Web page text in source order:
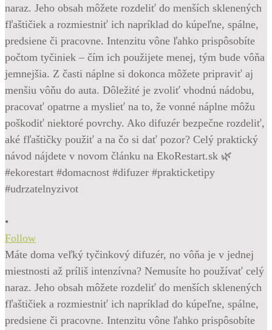
•
Follow
Máte doma veľký tyčinkový difuzér, no vôňa je v jednej
miestnosti až príliš intenzívna? Nemusíte ho používať celý
naraz. Jeho obsah môžete rozdeliť do menších sklenených
fľaštičiek a rozmiestniť ich napríklad do kúpeľne, spálne,
predsiene či pracovne. Intenzitu vône ľahko prispôsobíte